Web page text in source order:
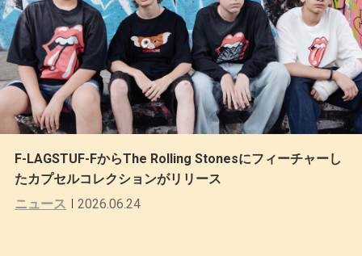
F-LAGSTUF-FからThe Rolling Stonesにフィーチャーし
たカプセルコレクションがリリース
ニュース
2026.06.24